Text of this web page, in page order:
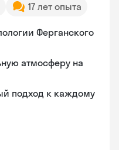
17 лет опыта
Ферганского
атмосферу на
подход к каждому